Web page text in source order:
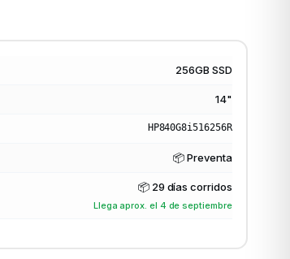
256GB SSD
14"
HP840G8i516256R
📦 Preventa
📦 29 días corridos
Llega aprox. el 4 de septiembre